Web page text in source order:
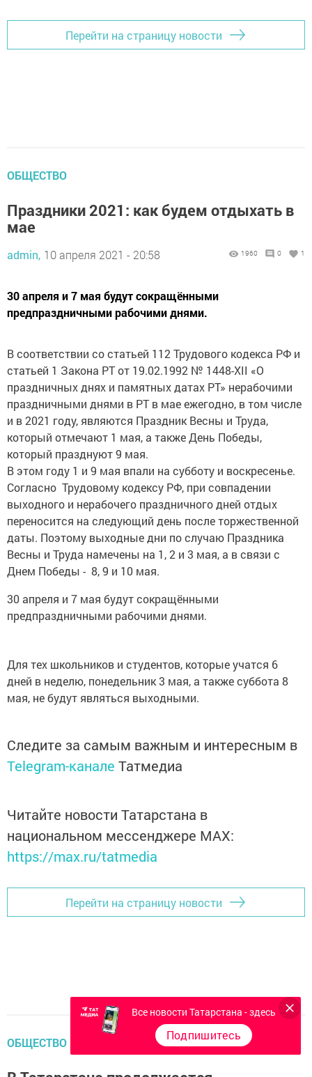
Перейти на страницу новости
ОБЩЕСТВО
Праздники 2021: как будем отдыхать в
мае
admin, 10 апреля 2021 - 20:58 1960 0 1
30 апреля и 7 мая будут сокращёнными
предпраздничными рабочими днями.
В соответствии со статьей 112 Трудового кодекса РФ и
статьей 1 Закона РТ от 19.02.1992 № 1448-XII «О
праздничных днях и памятных датах РТ» нерабочими
праздничными днями в РТ в мае ежегодно, в том числе
и в 2021 году, являются Праздник Весны и Труда,
который отмечают 1 мая, а также День Победы,
который празднуют 9 мая.
В этом году 1 и 9 мая впали на субботу и воскресенье.
Согласно Трудовому кодексу РФ, при совпадении
выходного и нерабочего праздничного дней отдых
переносится на следующий день после торжественной
даты. Поэтому выходные дни по случаю Праздника
Весны и Труда намечены на 1, 2 и 3 мая, а в связи с
Днем Победы - 8, 9 и 10 мая.
30 апреля и 7 мая будут сокращёнными
предпраздничными рабочими днями.
Для тех школьников и студентов, которые учатся 6
дней в неделю, понедельник 3 мая, а также суббота 8
мая, не будут являться выходными.
Следите за самым важным и интересным в
Telegram-канале Татмедиа
Читайте новости Татарстана в
национальном мессенджере MАХ:
https://max.ru/tatmedia
Перейти на страницу новости
ОБЩЕСТВО
Все новости Татарстана - здесь
Подпишитесь